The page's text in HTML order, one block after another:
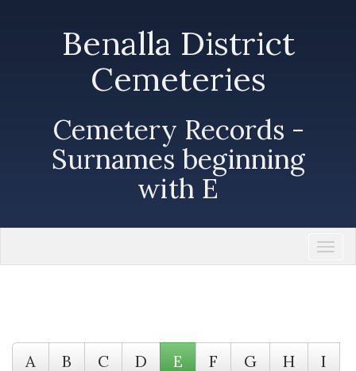
Benalla District
Cemeteries
Cemetery Records -
Surnames beginning
with E
A B C D E F G H
I